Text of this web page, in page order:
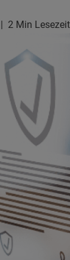
| 2 Min Lesezeit